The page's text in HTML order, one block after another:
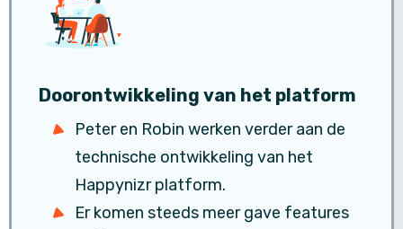
Doorontwikkeling van het platform
Peter en Robin werken verder aan de
technische ontwikkeling van het
Happynizr platform.
Er komen steeds meer gave features